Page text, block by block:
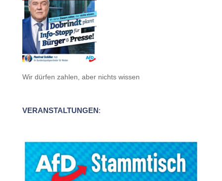
Wir dürfen zahlen, aber nichts wissen
VERANSTALTUNGEN: